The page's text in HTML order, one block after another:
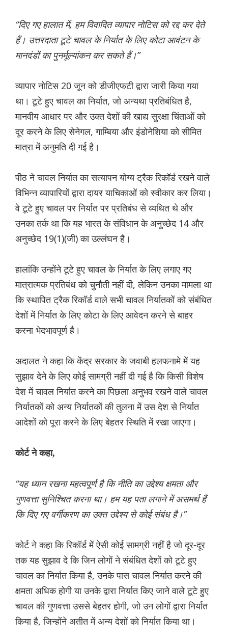
“दिए गए हालात में, हम विवादित व्यापार नोटिस को रद्द कर देते
हैं। उत्तरदाता टूटे चावल के निर्यात के लिए कोटा आवंटन के
मानदंडों का पुनर्मूल्यांकन कर सकते हैं।”
व्यापार नोटिस 20 जून को डीजीएफटी द्वारा जारी किया गया
था। टूटे हुए चावल का निर्यात, जो अन्यथा प्रतिबंधित है,
मानवीय आधार पर और उक्त देशों की खाद्य सुरक्षा चिंताओं को
दूर करने के लिए सेनेगल, गाम्बिया और इंडोनेशिया को सीमित
मात्रा में अनुमति दी गई है।
पीठ ने चावल निर्यात का सत्यापन योग्य ट्रैक रिकॉर्ड रखने वाले
विभिन्न व्यापारियों द्वारा दायर याचिकाओं को स्वीकार कर लिया।
वे टूटे हुए चावल पर निर्यात पर प्रतिबंध से व्यथित थे और
उनका तर्क था कि यह भारत के संविधान के अनुच्छेद 14 और
अनुच्छेद 19(1)(जी) का उल्लंघन है।
हालांकि उन्होंने टूटे हुए चावल के निर्यात के लिए लगाए गए
मात्रात्मक प्रतिबंध को चुनौती नहीं दी, लेकिन उनका मामला था
कि स्थापित ट्रैक रिकॉर्ड वाले सभी चावल निर्यातकों को संबंधित
देशों में निर्यात के लिए कोटा के लिए आवेदन करने से बाहर
करना भेदभावपूर्ण है।
अदालत ने कहा कि केंद्र सरकार के जवाबी हलफनामे में यह
सुझाव देने के लिए कोई सामग्री नहीं दी गई है कि किसी विशेष
देश में चावल निर्यात करने का पिछला अनुभव रखने वाले चावल
निर्यातकों को अन्य निर्यातकों की तुलना में उस देश से निर्यात
आदेशों को पूरा करने के लिए बेहतर स्थिति में रखा जाएगा।
कोर्ट ने कहा,
“यह ध्यान रखना महत्वपूर्ण है कि नीति का उद्देश्य क्षमता और
गुणवत्ता सुनिश्चित करना था। हम यह पता लगाने में असमर्थ हैं
कि दिए गए वर्गीकरण का उक्त उद्देश्य से कोई संबंध है।”
कोर्ट ने कहा कि रिकॉर्ड में ऐसी कोई सामग्री नहीं है जो दूर-दूर
तक यह सुझाव दे कि जिन लोगों ने संबंधित देशों को टूटे हुए
चावल का निर्यात किया है, उनके पास चावल निर्यात करने की
क्षमता अधिक होगी या उनके द्वारा निर्यात किए जाने वाले टूटे हुए
चावल की गुणवत्ता उससे बेहतर होगी, जो उन लोगों द्वारा निर्यात
किया है, जिन्होंने अतीत में अन्य देशों को निर्यात किया था।